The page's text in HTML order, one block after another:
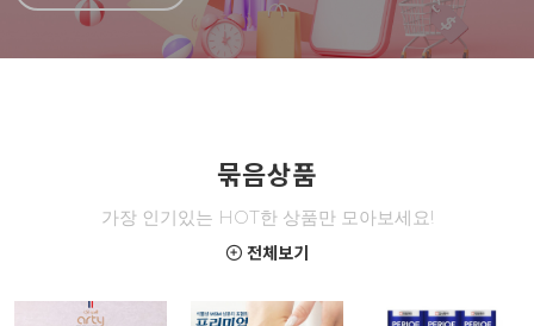
묶음상품
가장 인기있는 HOT한 상품만 모아보세요!
전체보기